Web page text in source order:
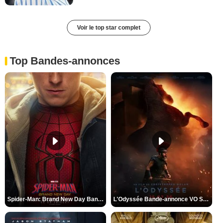
Voir le top star complet
Top Bandes-annonces
Spider-Man: Brand New Day Bande-annonce VO STFR L'Odyssée Bande-annonce VO STFR